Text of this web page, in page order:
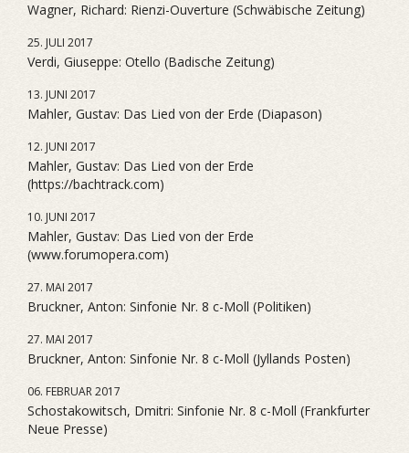
Wagner, Richard: Rienzi-Ouverture (Schwäbische Zeitung)
25. JULI 2017
Verdi, Giuseppe: Otello (Badische Zeitung)
13. JUNI 2017
Mahler, Gustav: Das Lied von der Erde (Diapason)
12. JUNI 2017
Mahler, Gustav: Das Lied von der Erde
(https://bachtrack.com)
10. JUNI 2017
Mahler, Gustav: Das Lied von der Erde
(www.forumopera.com)
27. MAI 2017
Bruckner, Anton: Sinfonie Nr. 8 c-Moll (Politiken)
27. MAI 2017
Bruckner, Anton: Sinfonie Nr. 8 c-Moll (Jyllands Posten)
06. FEBRUAR 2017
Schostakowitsch, Dmitri: Sinfonie Nr. 8 c-Moll (Frankfurter
Neue Presse)